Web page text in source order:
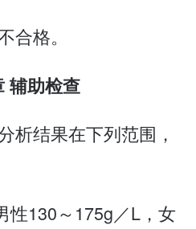
合格。
辅助检查
析结果在下列范围，
性130～175g／L，女